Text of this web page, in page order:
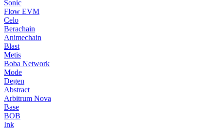
Sonic
Flow EVM
Celo
Berachain
Animechain
Blast
Metis
Boba Network
Mode
Degen
Abstract
Arbitrum Nova
Base
BOB
Ink